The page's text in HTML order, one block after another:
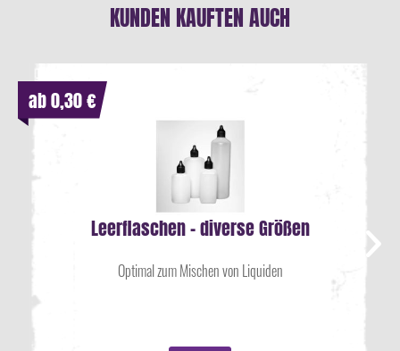
KUNDEN KAUFTEN AUCH
Leerflaschen - diverse Größen
Optimal zum Mischen von Liquiden
ab 0,30 €